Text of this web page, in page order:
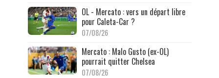
OL - Mercato : vers un départ libre
pour Caleta-Car ?
07/08/26
Mercato : Malo Gusto (ex-OL)
pourrait quitter Chelsea
07/08/26